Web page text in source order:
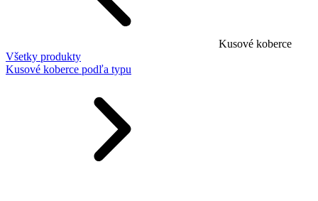
Kusové koberce
Všetky produkty
Kusové koberce podľa typu